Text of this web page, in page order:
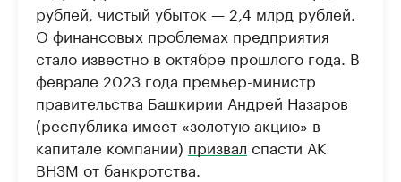
рублей, чистый убыток — 2,4 млрд рублей.
О финансовых проблемах предприятия
стало известно в октябре прошлого года. В
феврале 2023 года премьер-министр
правительства Башкирии Андрей Назаров
(республика имеет «золотую акцию» в
капитале компании) призвал спасти АК
ВНЗМ от банкротства.